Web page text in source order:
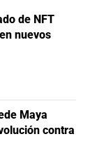
de NFT
nuevos
Maya
contra